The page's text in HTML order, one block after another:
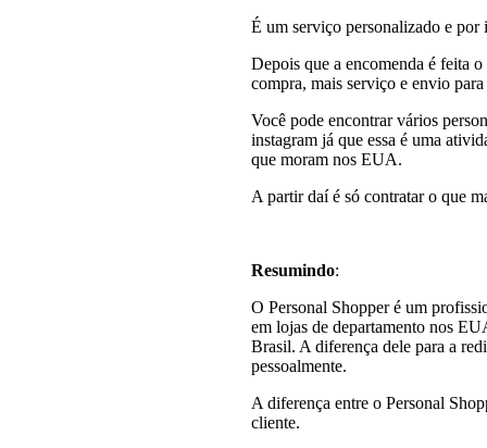
É um serviço personalizado e por
Depois que a encomenda é feita
compra, mais serviço e envio
Você pode encontrar vários
instagram já que essa é uma
que moram nos EUA.
A partir daí é só contratar o que
Resumindo:
O Personal Shopper é um
em lojas de departamento nos
Brasil. A diferença dele para a
pessoalmente.
A diferença entre o Personal
cliente.